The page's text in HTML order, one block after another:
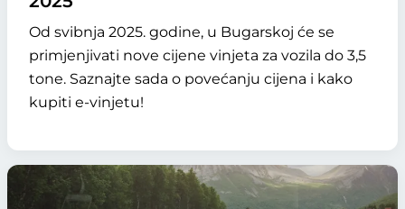
Od svibnja 2025. godine, u Bugarskoj će se
primjenjivati nove cijene vinjeta za vozila do 3,5
tone. Saznajte sada o povećanju cijena i kako
kupiti e-vinjetu!